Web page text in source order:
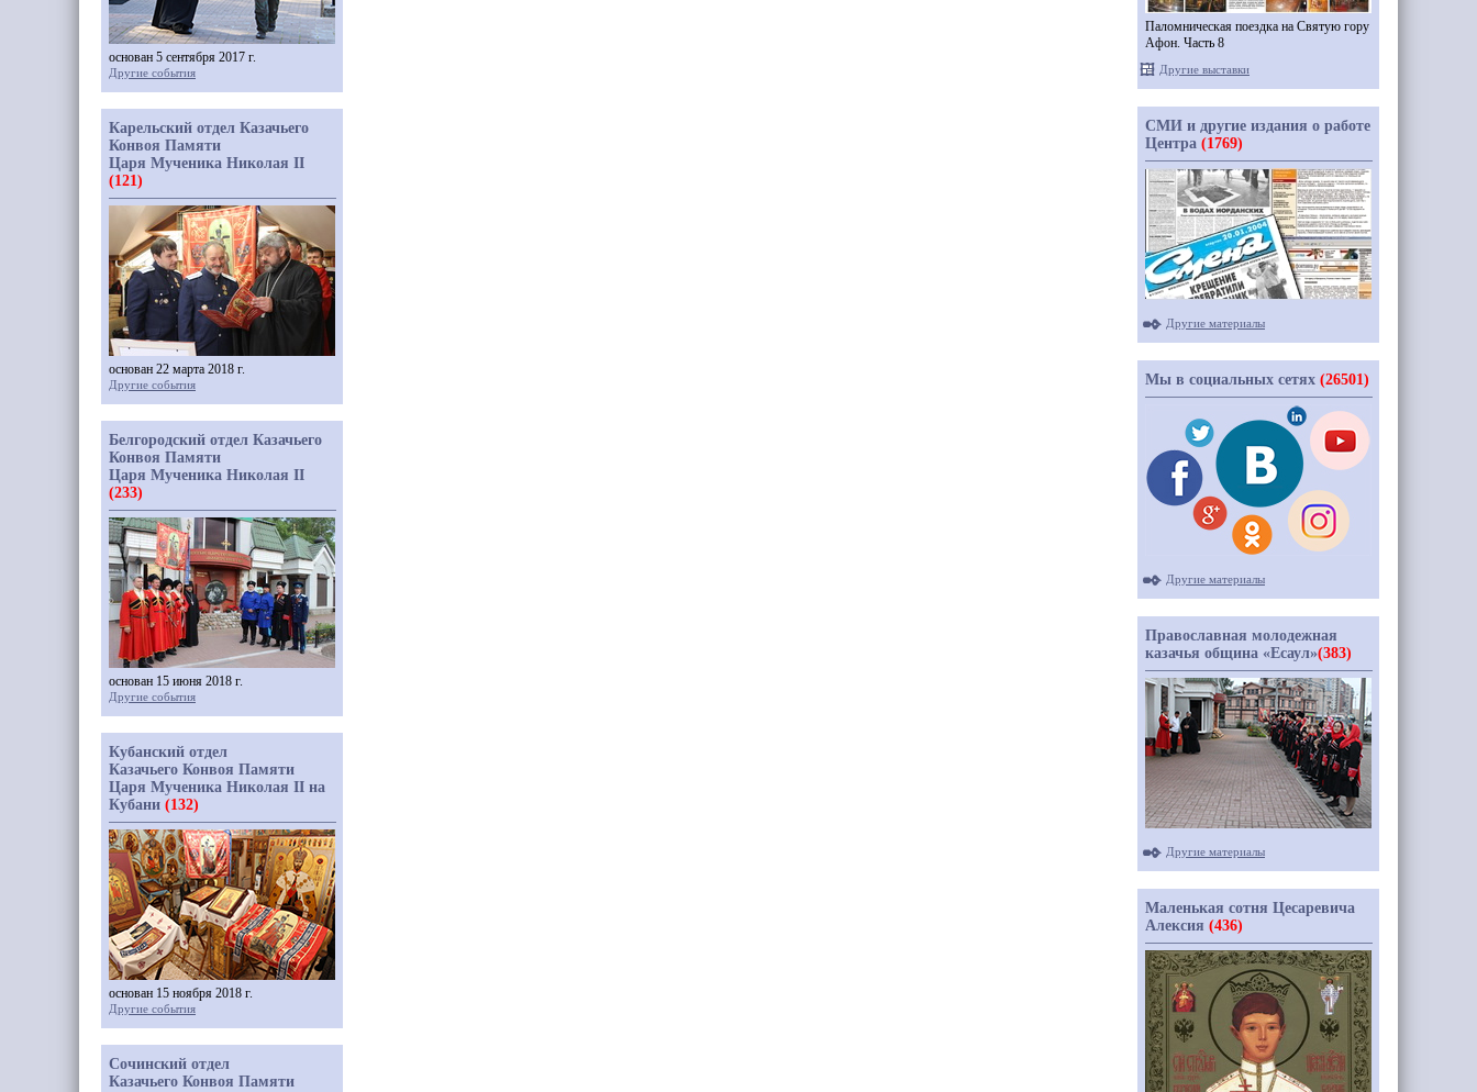
основан 5 сентября 2017 г.
Другие события
Карельский отдел Казачьего
Конвоя Памяти
Царя Мученика Николая II
(121)
основан 22 марта 2018 г.
Другие события
Белгородский отдел Казачьего
Конвоя Памяти
Царя Мученика Николая II
(233)
основан 15 июня 2018 г.
Другие события
Кубанский отдел
Казачьего Конвоя Памяти
Царя Мученика Николая II на
Кубани (132)
основан 15 ноября 2018 г.
Другие события
Сочинский отдел
Казачьего Конвоя Памяти
Паломническая поездка на Святую гору
Афон. Часть 8
Другие выставки
СМИ и другие издания о работе
Центра (1769)
Другие материалы
Мы в социальных сетях (26501)
Другие материалы
Православная молодежная
казачья община «Есаул»(383)
Другие материалы
Маленькая сотня Цесаревича
Алексия (436)